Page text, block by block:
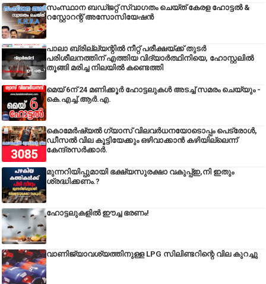
സംസ്ഥാന ബഡ്‌ജറ്റ് സ്വാഗതം ചെയ്ത് കേരള ഹോട്ടൽ &
റസ്റ്റോറന്റ് അസോസിയേഷൻ
പാലാ ബ്രില്ല്യന്റിൽ നീറ്റ് പരീക്ഷയ്ക്ക് തുടർ
പരിശീലനത്തിന് എത്തിയ വിദ്യാർത്ഥിനിയെ, ഹോസ്റ്റലിൽ
തൂങ്ങി മരിച്ച നിലയിൽ കണ്ടെത്തി
മെയ് 6ന് 24 മണിക്കൂർ ഹോട്ടലുകൾ അടച്ച് സമരം ചെയ്യും -
കെ.എച്ച്.ആർ.എ.
കൊമേർഷ്യൽ ഗ്യാസ് വിലവർധനയോടൊപ്പം പെട്രോൾ,
ഡീസല്‍ വില കൂട്ടിയേക്കും ഒഴിവാക്കാന്‍ കഴിയില്ലെന്ന്
കേന്ദ്രസര്‍ക്കാര്‍.
മുന്നറിയിപ്പുമായി ഭക്ഷ്യസുരക്ഷാ വകുപ്പ്ഇ,നി ഇതും
ശ്രദ്ധിക്കണം.?
ഹോട്ടലുകളിൽ ഈച്ച ഭരണം!
വാണിജ്യാവശ്യത്തിനുള്ള LPG സിലിണ്ടറിന്റെ വില കുറച്ചു